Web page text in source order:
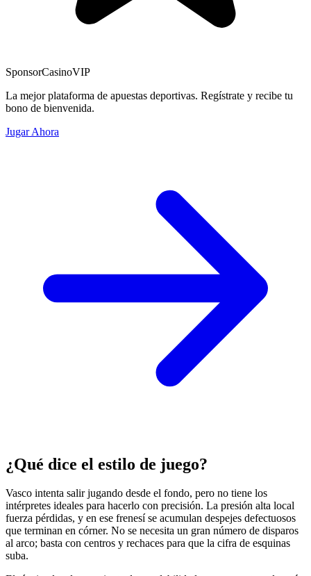
SponsorCasinoVIP
La mejor plataforma de apuestas deportivas. Regístrate y recibe tu
bono de bienvenida.
Jugar Ahora
¿Qué dice el estilo de juego?
Vasco intenta salir jugando desde el fondo, pero no tiene los
intérpretes ideales para hacerlo con precisión. La presión alta local
fuerza pérdidas, y en ese frenesí se acumulan despejes defectuosos
que terminan en córner. No se necesita un gran número de disparos
al arco; basta con centros y rechaces para que la cifra de esquinas
suba.